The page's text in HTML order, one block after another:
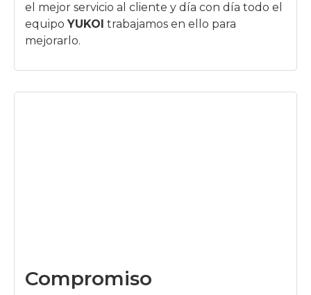
el mejor servicio al cliente y día con día todo el
equipo YUKOI trabajamos en ello para
mejorarlo.
Compromiso